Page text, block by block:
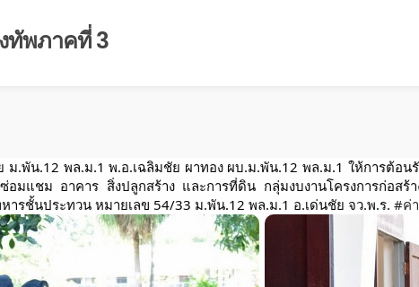
ทัพภาคที่ 3
ม.พัน.12 พล.ม.1 พ.อ.เฉลิมชัย ผาทอง ผบ.ม.พัน.12 พล.ม.1 ให้การต้อ
อมแชม อาคาร สิ่งปลูกสร้าง และการที่ดิน กลุ่มงบงานโครงการก่อ
ารชั้นประทวน หมายเลข 54/33 ม.พัน.12 พล.ม.1 อ.เด่นชัย จว.พ.ร. #ค่